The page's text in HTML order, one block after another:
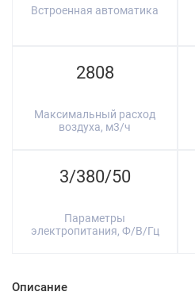
Встроенная автоматика
2808
Максимальный расход
воздуха, м3/ч
3/380/50
Параметры
электропитания, Ф/В/Гц
Описание